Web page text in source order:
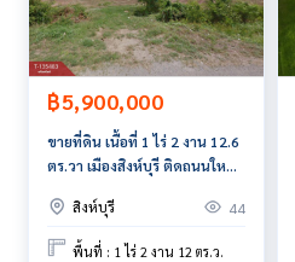
฿5,900,000
ขายที่ดิน เนื้อที่ 1 ไร่ 2 งาน 12.6
ตร.วา เมืองสิงห์บุรี ติดถนนใหญ่
สิงห์บุรี
44
พื้นที่ : 1 ไร่ 2 งาน 12 ตร.ว.